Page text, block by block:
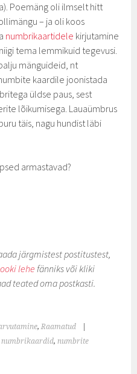
Poemäng oli ilmselt hitt
– ja oli koos
numbrikaartidele kirjutamine
tema lemmikuid tegevusi.
mänguideid, nt
kaardile joonistada
üldse paus, sest
lõikumisega. Lauaümbrus
täis, nagu hundist läbi
armastavad?
järgmistest postitustest,
lehe fänniks või kliki
teated oma postkasti.
,Raamatud
numbrikaardid,numbrite